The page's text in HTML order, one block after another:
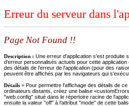
Erreur du serveur dans
Page Not Found !!
Description : Une erreur d'application s'est produite
d'erreur personnalisés actuels pour cette
des détails de l'erreur de l'application (pour des
peuvent être affichés par les navigateurs qui
Détails = Pour permettre l'affichage des détails de
ordinateurs distants, créez une balise
"web.config" situé dans le répertoire racine de
ensuite la valeur "off" à l'attribut "mode" de cette